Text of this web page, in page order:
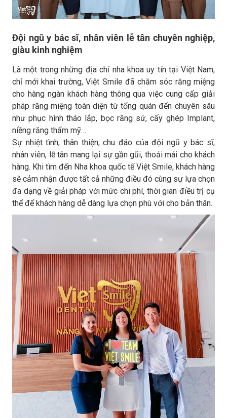
Đội ngũ y bác sĩ, nhân viên lễ tân chuyên nghiệp,
giàu kinh nghiệm
Là một trong những địa chỉ nha khoa uy tín tại Việt Nam,
chỉ mới khai trường, Việt Smile đã chăm sóc răng miệng
cho hàng ngàn khách hàng thông qua việc cung cấp giải
pháp răng miệng toàn diện từ tổng quán đến chuyên sâu
như phục hình tháo lắp, bọc răng sứ, cấy ghép Implant,
niềng răng thẩm mỹ…
Sự nhiệt tình, thân thiện, chu đáo của đội ngũ y bác sĩ,
nhân viên, lễ tân mang lại sự gần gũi, thoải mái cho khách
hàng. Khi tìm đến Nha khoa quốc tế Việt Smile, khách hàng
sẽ cảm nhận được tất cả những điều đó cùng sự lựa chọn
đa dạng về giải pháp với mức chi phí, thời gian điều trị cụ
thể để khách hàng dễ dàng lựa chọn phù với cho bản thân.